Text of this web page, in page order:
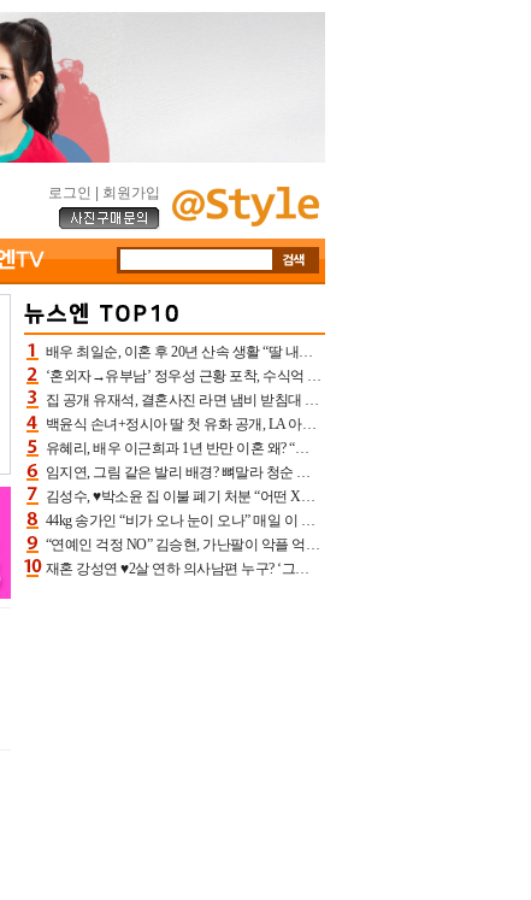
로그인 회원가입
배우 최일순, 이혼 후 20년 산속 생활 “딸 내가 버렸다고 원망‥맘 아파”(특종)[어제TV]
‘혼외자→유부남’ 정우성 근황 포착, 수식억 해킹 피해 후배 만났다 “존경하는”
집 공개 유재석, 결혼사진 라면 냄비 받침대 되고 분노‥가족사진도 피해(놀뭐)[어제TV]
백윤식 손녀+정시아 딸 첫 유화 공개, LA 아트쇼→서울국제조각페스타 작가다운 수준급 실력
유혜리, 배우 이근희과 1년 반만 이혼 왜? “식칼 꽂고 의자 던져” 충격 폭로(특종)[어제TV]
임지연, 그림 같은 발리 배경? 뼈말라 청순 비키니 핏에 상대 안 되네
김성수, ♥박소윤 집 이불 폐기 처분 “어떤 X이랑 썼을지 몰라” 질투(신랑수업2)[어제TV]
44kg 송가인 “비가 오나 눈이 오나” 매일 이 운동, 허벅지 근육량 상승+체지방 감소
“연예인 걱정 NO” 김승현, 가난팔이 악플 억울할만‥아내+딸과 日 여행
재혼 강성연 ♥2살 연하 의사남편 누구? ‘그알’ 자문의에 훈남 비주얼 초엘리트 스펙 [종합]